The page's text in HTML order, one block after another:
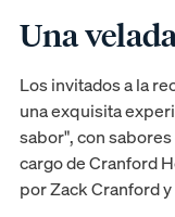
Una
Los invitados a la
una exquisita
sabor", con
cargo de Cranford
por Zack Cranford